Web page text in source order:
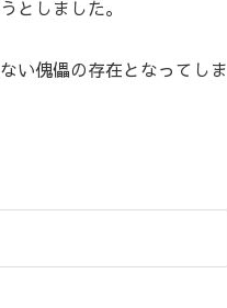
としました。
い傀儡の存在となってしま